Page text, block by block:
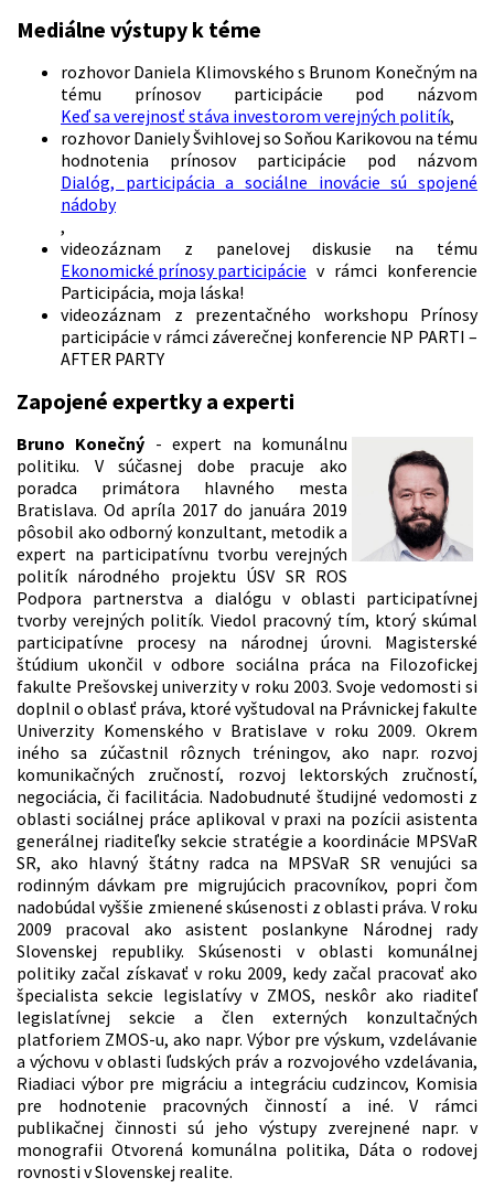
Mediálne výstupy k téme
rozhovor Daniela Klimovského s Brunom Konečným na
tému prínosov participácie pod názvom
Keď sa verejnosť stáva investorom verejných politík,
rozhovor Daniely Švihlovej so Soňou Karikovou na tému
hodnotenia prínosov participácie pod názvom
Dialóg, participácia a sociálne inovácie sú spojené
nádoby
,
videozáznam z panelovej diskusie na tému
Ekonomické prínosy participácie v rámci konferencie
Participácia, moja láska!
videozáznam z prezentačného workshopu Prínosy
participácie v rámci záverečnej konferencie NP PARTI –
AFTER PARTY
Zapojené expertky a experti
Bruno Konečný - expert na komunálnu
politiku. V súčasnej dobe pracuje ako
poradca primátora hlavného mesta
Bratislava. Od apríla 2017 do januára 2019
pôsobil ako odborný konzultant, metodik a
expert na participatívnu tvorbu verejných
politík národného projektu ÚSV SR ROS
Podpora partnerstva a dialógu v oblasti participatívnej
tvorby verejných politík. Viedol pracovný tím, ktorý skúmal
participatívne procesy na národnej úrovni. Magisterské
štúdium ukončil v odbore sociálna práca na Filozofickej
fakulte Prešovskej univerzity v roku 2003. Svoje vedomosti si
doplnil o oblasť práva, ktoré vyštudoval na Právnickej fakulte
Univerzity Komenského v Bratislave v roku 2009. Okrem
iného sa zúčastnil rôznych tréningov, ako napr. rozvoj
komunikačných zručností, rozvoj lektorských zručností,
negociácia, či facilitácia. Nadobudnuté študijné vedomosti z
oblasti sociálnej práce aplikoval v praxi na pozícii asistenta
generálnej riaditeľky sekcie stratégie a koordinácie MPSVaR
SR, ako hlavný štátny radca na MPSVaR SR venujúci sa
rodinným dávkam pre migrujúcich pracovníkov, popri čom
nadobúdal vyššie zmienené skúsenosti z oblasti práva. V roku
2009 pracoval ako asistent poslankyne Národnej rady
Slovenskej republiky. Skúsenosti v oblasti komunálnej
politiky začal získavať v roku 2009, kedy začal pracovať ako
špecialista sekcie legislatívy v ZMOS, neskôr ako riaditeľ
legislatívnej sekcie a člen externých konzultačných
platforiem ZMOS-u, ako napr. Výbor pre výskum, vzdelávanie
a výchovu v oblasti ľudských práv a rozvojového vzdelávania,
Riadiaci výbor pre migráciu a integráciu cudzincov, Komisia
pre hodnotenie pracovných činností a iné. V rámci
publikačnej činnosti sú jeho výstupy zverejnené napr. v
monografii Otvorená komunálna politika, Dáta o rodovej
rovnosti v Slovenskej realite.